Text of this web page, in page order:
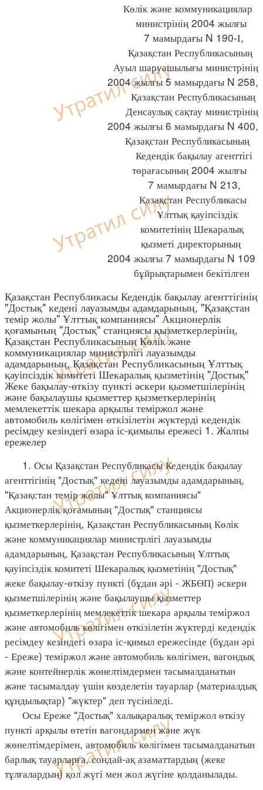
Көлік және коммуникациялар
министрінің 2004 жылғы
7 мамырдағы N 190-І,
Қазақстан Республикасының
Ауыл шаруашылығы министрінің
2004 жылғы 5 мамырдағы N 258,
Қазақстан Республикасының
Денсаулық сақтау министрінің
2004 жылғы 6 мамырдағы N 400,
Қазақстан Республикасының
Кедендік бақылау агенттігі
төрағасының 2004 жылғы
7 мамырдағы N 213,
Қазақстан Республикасы
Ұлттық қауіпсіздік
комитетінің Шекаралық
қызметі директорының
2004 жылғы 7 мамырдағы N 109
бұйрықтарымен бекітілген
Қазақстан Республикасы Кедендік бақылау агенттігінің
"Достық" кедені лауазымды адамдарының, "Қазақстан
темір жолы" Ұлттық компаниясы" Акционерлік
қоғамының "Достық" станциясы қызметкерлерінің,
Қазақстан Республикасының Көлік және
коммуникациялар министрлігі лауазымды
адамдарының, Қазақстан Республикасының Ұлттық
қауіпсіздік комитеті Шекаралық қызметінің "Достық"
Жеке бақылау-өткізу пункті әскери қызметшілерінің
және бақылаушы қызметтер қызметкерлерінің
мемлекеттік шекара арқылы теміржол және
автомобиль көлігімен өткізілетін жүктерді кедендік
ресімдеу кезіндегі өзара іс-қимылы ережесі 1. Жалпы
ережелер
1. Осы Қазақстан Республикасы Кедендік бақылау
агенттігінің "Достық" кедені лауазымды адамдарының,
"Қазақстан темір жолы" Ұлттық компаниясы"
Акционерлік қоғамының "Достық" станциясы
қызметкерлерінің, Қазақстан Республикасының Көлік
және коммуникациялар министрлігі лауазымды
адамдарының, Қазақстан Республикасының Ұлттық
қауіпсіздік комитеті Шекаралық қызметінің "Достық"
жеке бақылау-өткізу пункті (бұдан әрі - ЖБӨП) әскери
қызметшілерінің және бақылаушы қызметтер
қызметкерлерінің мемлекеттік шекара арқылы теміржол
және автомобиль көлігімен өткізілетін жүктерді кедендік
ресімдеу кезіндегі өзара іс-қимыл ережесінде (бұдан әрі
- Ереже) теміржол және автомобиль көлігімен, вагондық
және контейнерлік жөнелтімдермен тасымалданатын
және тасымалдау үшін көзделетін тауарлар (материалдық
құндылықтар) "жүктер" деп түсініледі.
Осы Ереже "Достық" халықаралық теміржол өткізу
пункті арқылы өтетін вагондармен және жүк
жөнелтімдерімен, автомобиль көлігімен тасымалданатын
барлық тауарларға, сондай-ақ азаматтардың (жеке
тұлғалардың) қол жүгі мен жол жүгіне қолданылады.